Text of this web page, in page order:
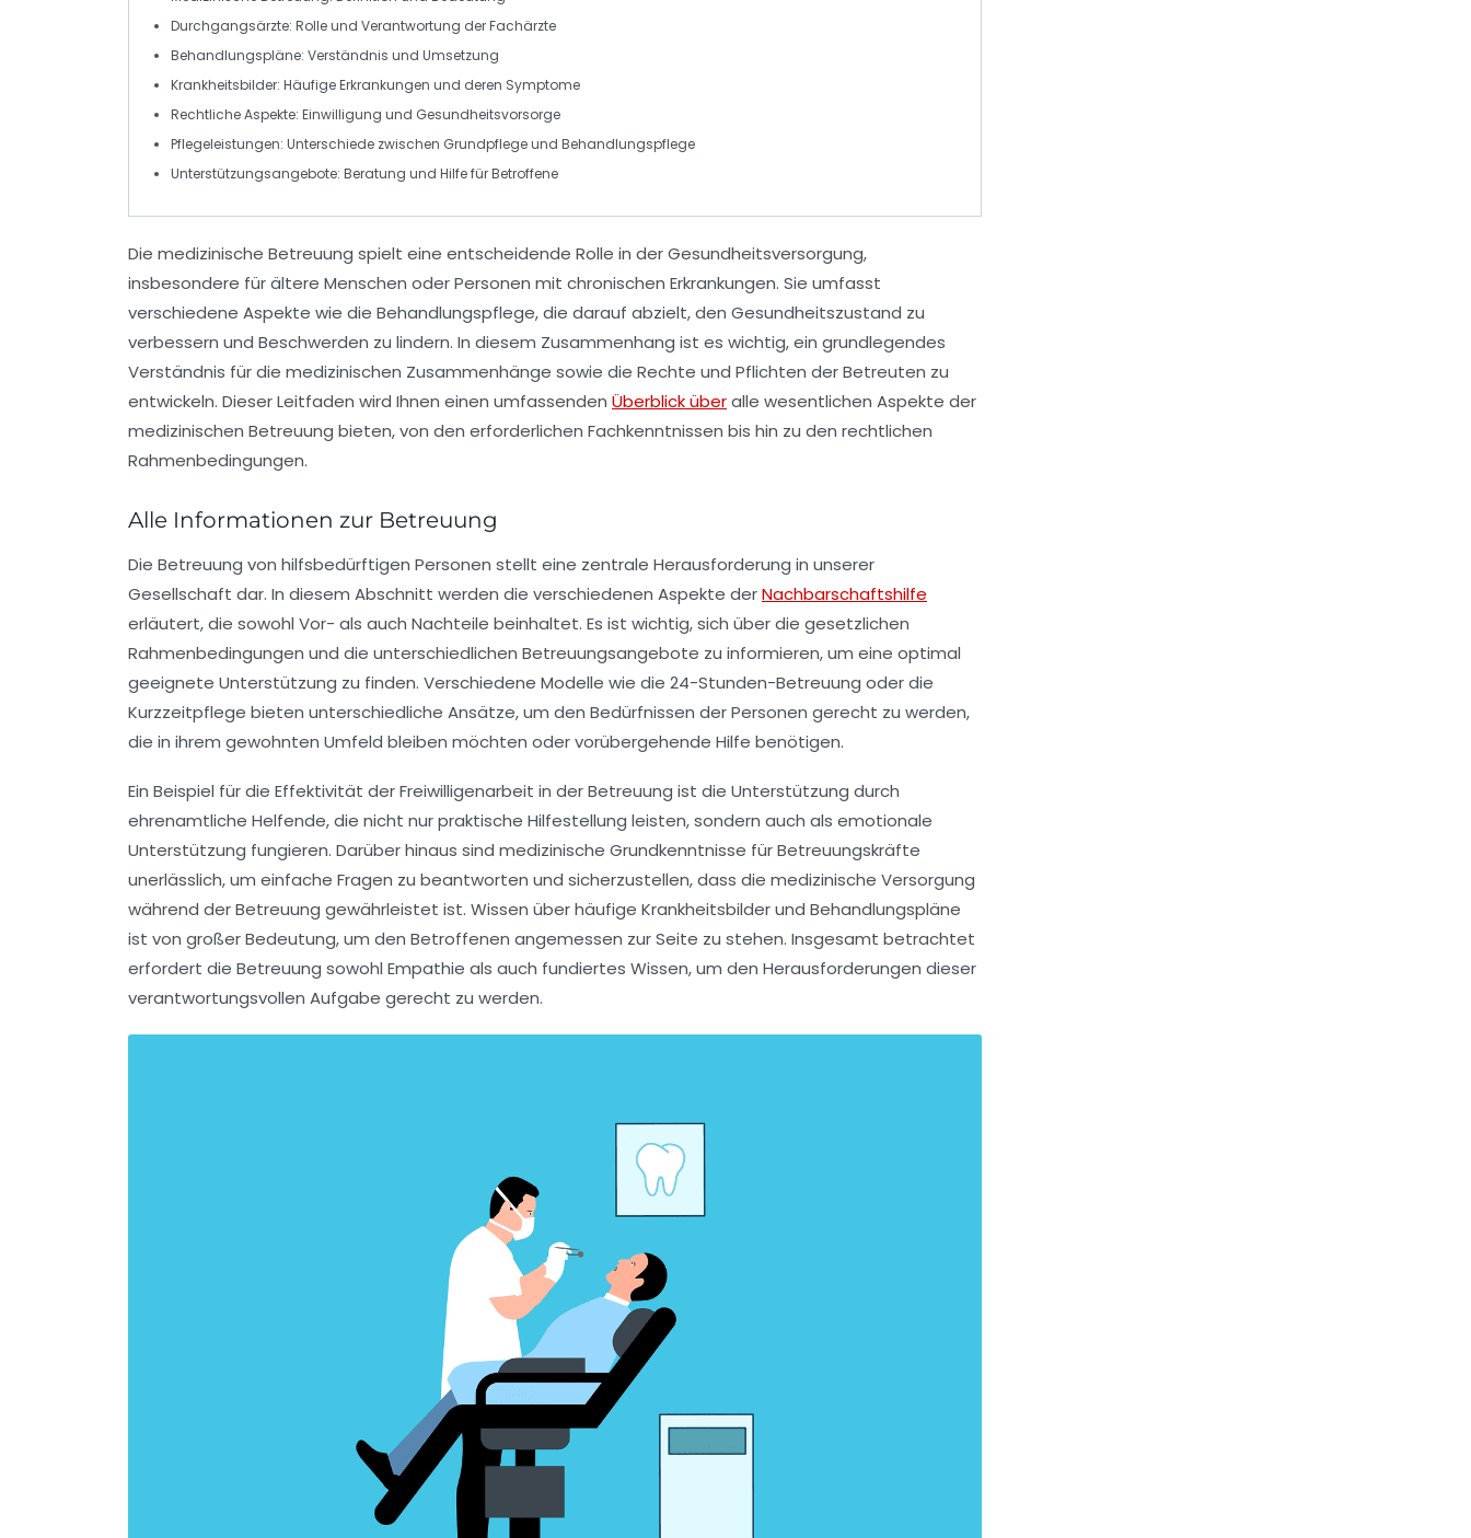
Durchgangsärzte: Rolle und Verantwortung der Fachärzte
Behandlungspläne: Verständnis und Umsetzung
Krankheitsbilder: Häufige Erkrankungen und deren Symptome
Rechtliche Aspekte: Einwilligung und Gesundheitsvorsorge
Pflegeleistungen: Unterschiede zwischen Grundpflege und Behandlungspflege
Unterstützungsangebote: Beratung und Hilfe für Betroffene
Die medizinische Betreuung spielt eine entscheidende Rolle in der Gesundheitsversorgung,
insbesondere für ältere Menschen oder Personen mit chronischen Erkrankungen. Sie umfasst
verschiedene Aspekte wie die Behandlungspflege, die darauf abzielt, den Gesundheitszustand zu
verbessern und Beschwerden zu lindern. In diesem Zusammenhang ist es wichtig, ein grundlegendes
Verständnis für die medizinischen Zusammenhänge sowie die Rechte und Pflichten der Betreuten zu
entwickeln. Dieser Leitfaden wird Ihnen einen umfassenden Überblick überalle wesentlichen Aspekte der
medizinischen Betreuung bieten, von den erforderlichen Fachkenntnissen bis hin zu den rechtlichen
Rahmenbedingungen.
Alle Informationen zur Betreuung
Die Betreuung von hilfsbedürftigen Personen stellt eine zentrale Herausforderung in unserer
Gesellschaft dar. In diesem Abschnitt werden die verschiedenen Aspekte derNachbarschaftshilfe
erläutert, die sowohl Vor- als auch Nachteile beinhaltet. Es ist wichtig, sich über die gesetzlichen
Rahmenbedingungen und die unterschiedlichen Betreuungsangebote zu informieren, um eine optimal
geeignete Unterstützung zu finden. Verschiedene Modelle wie die 24-Stunden-Betreuung oder die
Kurzzeitpflege bieten unterschiedliche Ansätze, um den Bedürfnissen der Personen gerecht zu werden,
die in ihrem gewohnten Umfeld bleiben möchten oder vorübergehende Hilfe benötigen.
Ein Beispiel für die Effektivität derFreiwilligenarbeit in der Betreuung ist die Unterstützung durch
ehrenamtliche Helfende, die nicht nur praktische Hilfestellung leisten, sondern auch als emotionale
Unterstützung fungieren. Darüber hinaus sind medizinische Grundkenntnisse für Betreuungskräfte
unerlässlich, um einfache Fragen zu beantworten und sicherzustellen, dass die medizinische Versorgung
während der Betreuung gewährleistet ist. Wissen über häufige Krankheitsbilder und Behandlungspläne
ist von großer Bedeutung, um den Betroffenen angemessen zur Seite zu stehen. Insgesamt betrachtet
erfordert die Betreuung sowohl Empathie als auch fundiertes Wissen, um den Herausforderungen dieser
verantwortungsvollen Aufgabe gerecht zu werden.